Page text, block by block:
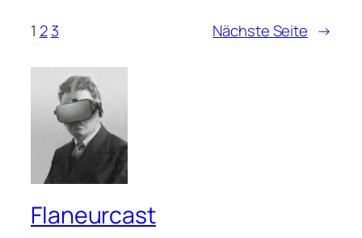
1 2 3 Nächste Seite →
Flaneurcast